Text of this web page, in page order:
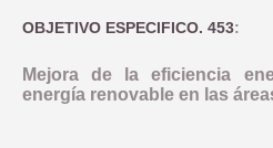
OBJETIVO ESPECIFICO. 453:
Mejora de la eficiencia
energía renovable en las